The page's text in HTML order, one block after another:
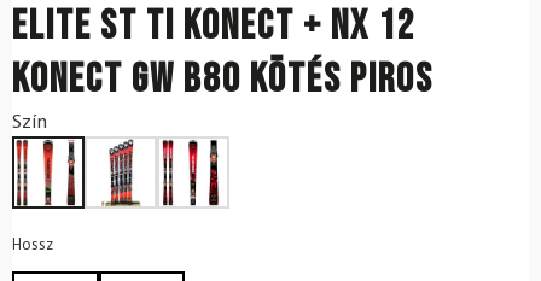
Elite ST Ti Konect + NX 12
Konect GW B80 kötés Piros
Szín
Hossz